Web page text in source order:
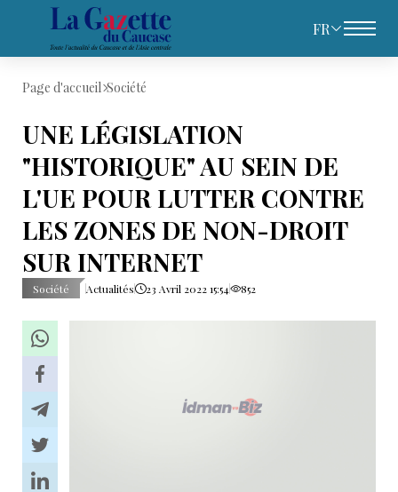
FR
Page d'accueil Société
UNE LÉGISLATION
"HISTORIQUE" AU SEIN DE
L'UE POUR LUTTER CONTRE
LES ZONES DE NON-DROIT
SUR INTERNET
Société Actualités 23 Avril 2022 15:54 852